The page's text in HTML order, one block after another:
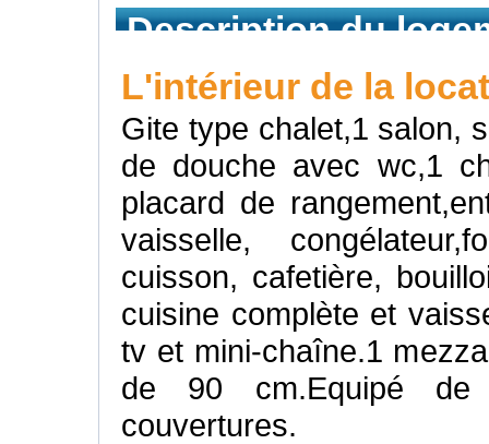
Description du
L'intérieur de la
Gite type chalet,1 salon,
de douche avec wc,1
placard de
vaisselle,
cuisson, cafetière,
cuisine complète et
tv et mini-chaîne.1
de 90 cm.Equipé de
couvertures.